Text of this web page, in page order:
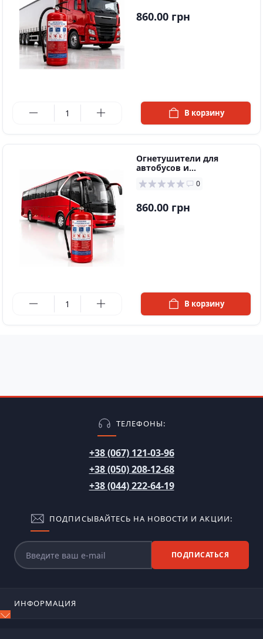
860.00 грн
В корзину
Огнетушители для
автобусов и
пассажирского
автотранспорта
0
860.00 грн
В корзину
ТЕЛЕФОНЫ:
+38 (067) 121-03-96
+38 (050) 208-12-68
+38 (044) 222-64-19
ПОДПИСЫВАЙТЕСЬ НА НОВОСТИ И АКЦИИ:
ПОДПИСАТЬСЯ
ИНФОРМАЦИЯ